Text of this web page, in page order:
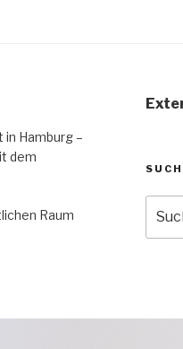
Hamburg –
dem
Raum
nach: